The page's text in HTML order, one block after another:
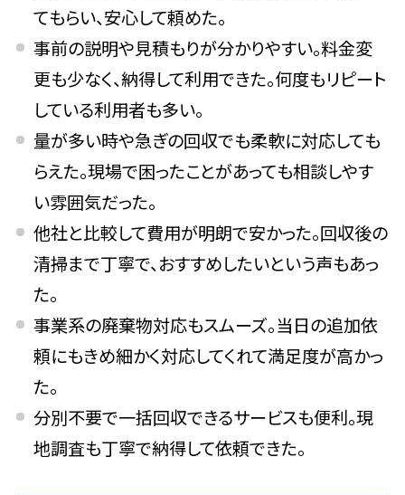
てもらい、安心して頼めた。
事前の説明や見積もりが分かりやすい。料金変
更も少なく、納得して利用できた。何度もリピート
している利用者も多い。
量が多い時や急ぎの回収でも柔軟に対応しても
らえた。現場で困ったことがあっても相談しやす
い雰囲気だった。
他社と比較して費用が明朗で安かった。回収後の
清掃まで丁寧で、おすすめしたいという声もあっ
た。
事業系の廃棄物対応もスムーズ。当日の追加依
頼にもきめ細かく対応してくれて満足度が高かっ
た。
分別不要で一括回収できるサービスも便利。現
地調査も丁寧で納得して依頼できた。